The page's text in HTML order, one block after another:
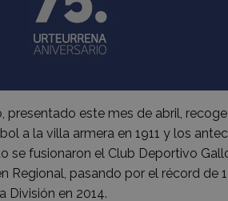
presentado este mes de abril,
a la villa armera en 1911 y los
se fusionaron el Club Deportivo
Regional, pasando por el récord de
División en 2014.